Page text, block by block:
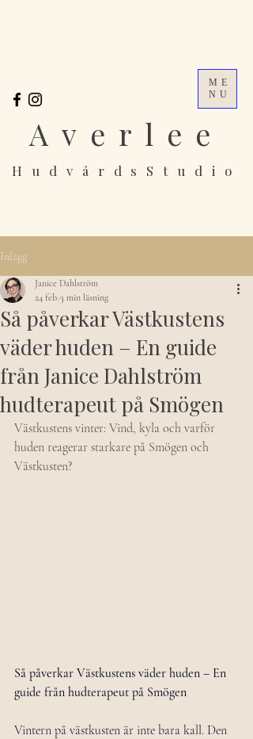
ME
NU
Averlee
HudvårdsStudio
Inlägg
Så påverkar Västkustens
väder huden – En guide
från Janice Dahlström
hudterapeut på Smögen
Janice Dahlström
24 feb.3 min läsning
Västkustens vinter: Vind, kyla och varför
huden reagerar starkare på Smögen och
Västkusten?
Så påverkar Västkustens väder huden – En
guide från hudterapeut på Smögen
Vintern på västkusten är inte bara kall. Den